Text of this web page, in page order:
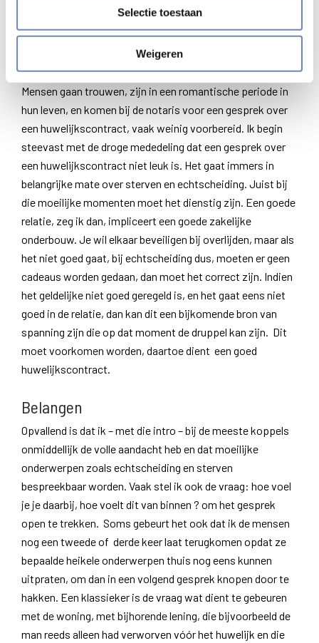
Selectie toestaan
Weigeren
Ik geef een concreet voorbeeld met betrekking tot
Mensen gaan trouwen, zijn in een romantische periode in
hun leven, en komen bij de notaris voor een gesprek over
een huwelijkscontract, vaak weinig voorbereid. Ik begin
steevast met de droge mededeling dat een gesprek over
een huwelijkscontract niet leuk is. Het gaat immers in
belangrijke mate over sterven en echtscheiding. Juist bij
die moeilijke momenten moet het dienstig zijn. Een goede
relatie, zeg ik dan, impliceert een goede zakelijke
onderbouw. Je wil elkaar beveiligen bij overlijden, maar als
het niet goed gaat, bij echtscheiding dus, moeten er geen
cadeaus worden gedaan, dan moet het correct zijn. Indien
het geldelijke niet goed geregeld is, en het gaat eens niet
goed in de relatie, dan kan dit een bijkomende bron van
spanning zijn die op dat moment de druppel kan zijn. Dit
moet voorkomen worden, daartoe dient een goed
huwelijkscontract.
Belangen
Opvallend is dat ik – met die intro – bij de meeste koppels
onmiddellijk de volle aandacht heb en dat moeilijke
onderwerpen zoals echtscheiding en sterven
bespreekbaar worden. Vaak stel ik ook de vraag: hoe voel
je je daarbij, hoe voelt dit van binnen ? om het gesprek
open te trekken. Soms gebeurt het ook dat ik de mensen
nog een tweede of derde keer laat terugkomen opdat ze
bepaalde heikele onderwerpen thuis nog eens kunnen
uitpraten, om dan in een volgend gesprek knopen door te
hakken. Een klassieker is de vraag wat dient te gebeuren
met de woning, met bijhorende lening, die bijvoorbeeld de
man reeds alleen had verworven vóór het huwelijk en die